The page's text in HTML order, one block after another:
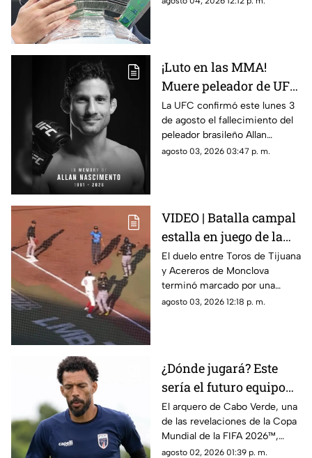
¡Luto en las MMA!
Muere peleador de UFC
tras sufrir infarto
mientras dormía
La UFC confirmó este lunes 3
de agosto el fallecimiento del
peleador brasileño Allan
Nascimento, de la división de
agosto 03, 2026 03:47 p. m.
VIDEO | Batalla campal
estalla en juego de la
LMB; Danry Vásquez
recibe fuerte castigo
El duelo entre Toros de Tijuana
y Acereros de Monclova
terminó marcado por una
violenta bronca luego de que el
agosto 03, 2026 12:18 p. m.
¿Dónde jugará? Este
sería el futuro equipo
de Vozinha, portero de
Cabo Verde
El arquero de Cabo Verde, una
de las revelaciones de la Copa
Mundial de la FIFA 2026™,
tendría definido su futuro.
agosto 02, 2026 01:39 p. m.